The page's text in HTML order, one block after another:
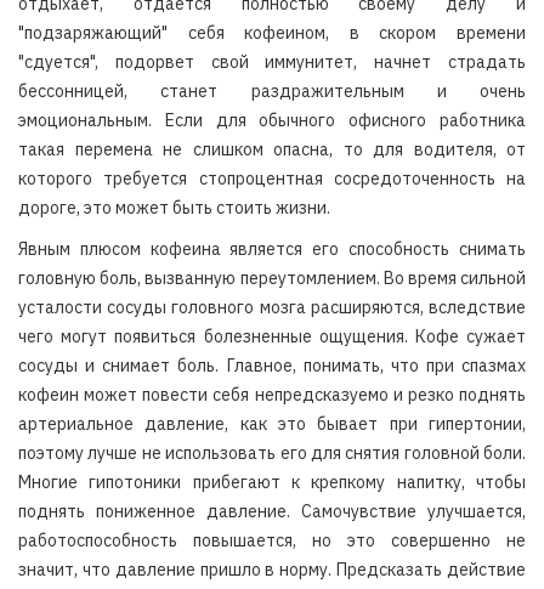
"подзаряжающий" себя кофеином, в скором времени
"сдуется", подорвет свой иммунитет, начнет страдать
бессонницей, станет раздражительным и очень
эмоциональным. Если для обычного офисного работника
такая перемена не слишком опасна, то для водителя, от
которого требуется стопроцентная сосредоточенность на
дороге, это может быть стоить жизни.
Явным плюсом кофеина является его способность снимать
головную боль, вызванную переутомлением. Во время сильной
усталости сосуды головного мозга расширяются, вследствие
чего могут появиться болезненные ощущения. Кофе сужает
сосуды и снимает боль. Главное, понимать, что при спазмах
кофеин может повести себя непредсказуемо и резко поднять
артериальное давление, как это бывает при гипертонии,
поэтому лучше не использовать его для снятия головной боли.
Многие гипотоники прибегают к крепкому напитку, чтобы
поднять пониженное давление. Самочувствие улучшается,
работоспособность повышается, но это совершенно не
значит, что давление пришло в норму. Предсказать действие